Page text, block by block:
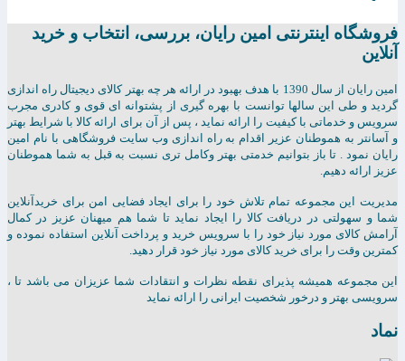
فروشگاه اینترنتی امين رايان، بررسی، انتخاب و خرید
آنلاین
امين رايان از سال 1390 با هدف بهبود در ارائه هر چه بهتر کالای دیجیتال راه اندازی
گردید و طی این سالها توانست با بهره گیری از پشتوانه ای قوی و کادری مجرب
سرویس و خدماتی با کیفیت را ارائه نماید ، پس از آن برای ارائه کالا با شرایط بهتر
و آسانتر به هموطنان عزیر اقدام به راه اندازی وب سایت فروشگاهی با نام امین
رایان نمود . تا باز بتوانیم خدمتی بهتر وکامل تری نسبت به قبل به شما هموطنان
عزیز ارائه دهیم.
مدیریت این مجموعه تمام تلاش خود را برای ایجاد فضایی امن برای خریدآنلاین
شما و سهولتی در دریافت کالا را ایجاد نماید تا شما هم میهنان عزیز در کمال
آرامش کالای مورد نیاز خود را با سرویس خرید و پرداخت آنلاین استفاده نموده و
کمترین وقت را برای خرید کالای مورد نیاز خود قرار دهید.
این مجموعه همیشه پذیرای نقطه نظرات و انتقادات شما عزیزان می باشد تا ،
سرویسی بهتر و درخور شخصیت ایرانی را ارائه نماید
نماد